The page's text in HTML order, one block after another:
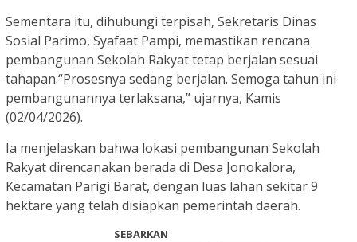
Sementara itu, dihubungi terpisah, Sekretaris Dinas
Sosial Parimo, Syafaat Pampi, memastikan rencana
pembangunan Sekolah Rakyat tetap berjalan sesuai
tahapan.“Prosesnya sedang berjalan. Semoga tahun ini
pembangunannya terlaksana,” ujarnya, Kamis
(02/04/2026).
Ia menjelaskan bahwa lokasi pembangunan Sekolah
Rakyat direncanakan berada di Desa Jonokalora,
Kecamatan Parigi Barat, dengan luas lahan sekitar 9
hektare yang telah disiapkan pemerintah daerah.
SEBARKAN